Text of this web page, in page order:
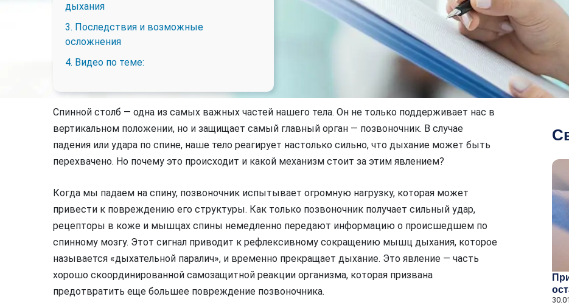
дыхания
3. Последствия и возможные
осложнения
4. Видео по теме:
Спинной столб — одна из самых важных частей нашего тела. Он не только поддерживает нас в
вертикальном положении, но и защищает самый главный орган — позвоночник. В случае
падения или удара по спине, наше тело реагирует настолько сильно, что дыхание может быть
перехвачено. Но почему это происходит и какой механизм стоит за этим явлением?
Когда мы падаем на спину, позвоночник испытывает огромную нагрузку, которая может
привести к повреждению его структуры. Как только позвоночник получает сильный удар,
рецепторы в коже и мышцах спины немедленно передают информацию о происшедшем по
спинному мозгу. Этот сигнал приводит к рефлексивному сокращению мышц дыхания, которое
называется «дыхательной паралич», и временно прекращает дыхание. Это явление — часть
хорошо скоординированной самозащитной реакции организма, которая призвана
предотвратить еще большее повреждение позвоночника.